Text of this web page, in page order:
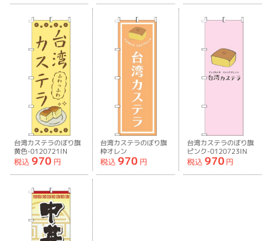
台湾カステラのぼり旗
黄色-0120721IN
税込 970 円
台湾カステラのぼり旗
枠オレン
ジ-0120722IN
税込 970 円
台湾カステラのぼり旗
ピンク-0120723IN
税込 970 円